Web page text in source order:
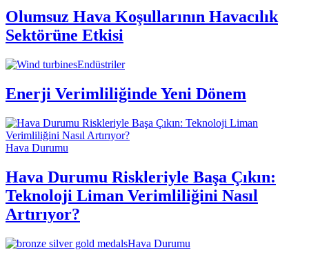
Olumsuz Hava Koşullarının Havacılık
Sektörüne Etkisi
Endüstriler
Enerji Verimliliğinde Yeni Dönem
Hava Durumu
Hava Durumu Riskleriyle Başa Çıkın:
Teknoloji Liman Verimliliğini Nasıl
Artırıyor?
Hava Durumu